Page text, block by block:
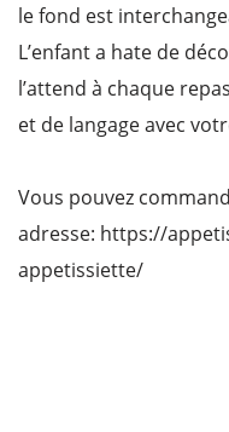
le fond est
L’enfant a hate de
l’attend à chaque
et de langage avec
Vous pouvez
adresse: https://
appetissiette/